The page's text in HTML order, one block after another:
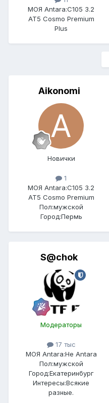
МОЯ Antara:C105 3.2
AT5 Cosmo Premium
Plus
Aikonomi
Новички
1
МОЯ Antara:C105 3.2
AT5 Cosmo Premium
Пол:мужской
Город:Пермь
S@chok
Модераторы
17 тыс
МОЯ Antara:Не Antara
Пол:мужской
Город:Екатеринбург
Интересы:Всякие
разные.